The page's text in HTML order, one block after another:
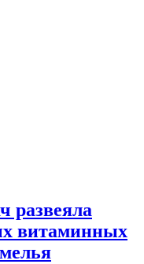
развеяла
витаминных